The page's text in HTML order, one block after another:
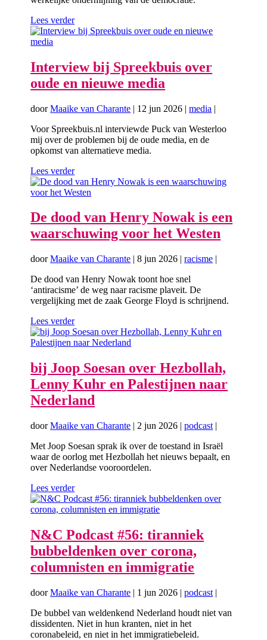
Lees verder
Interview bij Spreekbuis over
oude en nieuwe media
doorMaaike van Charante | 12 jun 2026 |media |
Voor Spreekbuis.nl interviewde Puck van Westerloo
mij over de problemen bij de oude media, en de
opkomst van alternatieve media.
Lees verder
De dood van Henry Nowak is een
waarschuwing voor het Westen
doorMaaike van Charante |8 jun 2026 |racisme |
De dood van Henry Nowak toont hoe snel
‘antiracisme’ de weg naar racisme plaveit. De
vergelijking met de zaak George Floyd is schrijnend.
Lees verder
bij Joop Soesan over Hezbollah,
Lenny Kuhr en Palestijnen naar
Nederland
doorMaaike van Charante | 2 jun 2026 |podcast |
Met Joop Soesan sprak ik over de toestand in Israël
waar de oorlog met Hezbollah het nieuws bepaalt, en
over Nederlandse vooroordelen.
Lees verder
N&C Podcast #56: tiranniek
bubbeldenken over corona,
columnisten en immigratie
doorMaaike van Charante | 1 jun 2026 |podcast |
De bubbel van weldenkend Nederland houdt niet van
dissidenten. Niet in hun kranten, niet in het
coronabeleid, en niet in het immigratiebeleid.